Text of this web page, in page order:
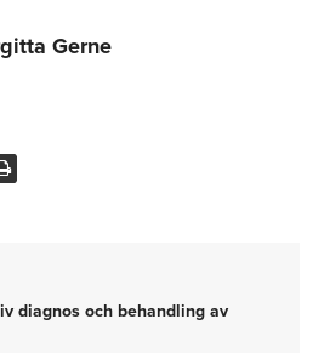
Gerne
diagnos och behandling av